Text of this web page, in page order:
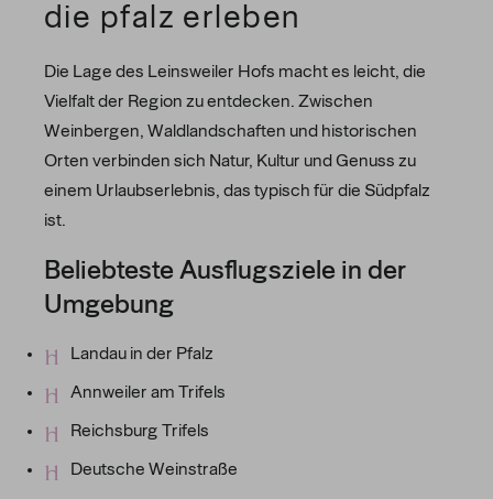
die pfalz erleben
Die Lage des Leinsweiler Hofs macht es leicht, die
Vielfalt der Region zu entdecken. Zwischen
Weinbergen, Waldlandschaften und historischen
Orten verbinden sich Natur, Kultur und Genuss zu
einem Urlaubserlebnis, das typisch für die Südpfalz
ist.
Beliebteste Ausflugsziele in der
Umgebung
Landau in der Pfalz
Annweiler am Trifels
Reichsburg Trifels
Deutsche Weinstraße